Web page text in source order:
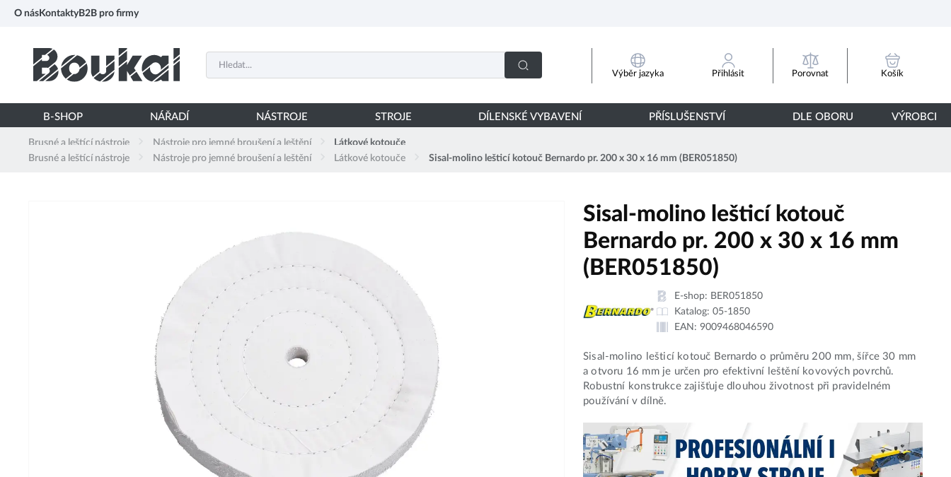
O nás Kontakty B2B pro firmy
Výběr jazyka Přihlásit Porovnat Košík
B-SHOP NÁŘADÍ NÁSTROJE STROJE DÍLENSKÉ VYBAVENÍ PŘÍSLUŠENSTVÍ DLE OBORU VÝROBCI
Brusné a leštící nástroje Nástroje pro jemné broušení a leštění
Látkové kotouče
Brusné a leštící nástroje
Nástroje pro jemné broušení a leštění Látkové kotouče Sisal-molino lešticí kotouč Bernardo pr. 200 x 30 x 16 mm (BER051850)
Sisal-molino lešticí kotouč
Bernardo pr. 200 x 30 x 16 mm
(BER051850)
E-shop: BER051850
Katalog: 05-1850
EAN: 9009468046590
Sisal-molino lešticí kotouč Bernardo o průměru 200 mm, šířce 30 mm
a otvoru 16 mm je určen pro efektivní leštění kovových povrchů.
Robustní konstrukce zajišťuje dlouhou životnost při pravidelném
používání v dílně.